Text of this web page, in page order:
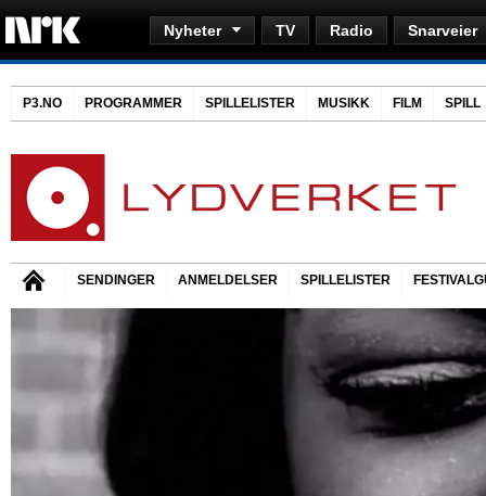
Nyheter TV Radio Snarveier
P3.NO PROGRAMMER SPILLELISTER MUSIKK FILM SPILL
SENDINGER ANMELDELSER SPILLELISTER